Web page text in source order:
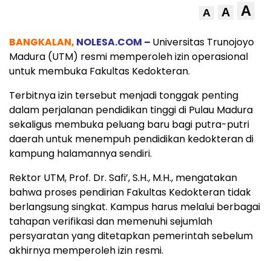
A A A
BANGKALAN, NOLESA.COM – Universitas Trunojoyo
Madura (UTM) resmi memperoleh izin operasional
untuk membuka Fakultas Kedokteran.
Terbitnya izin tersebut menjadi tonggak penting
dalam perjalanan pendidikan tinggi di Pulau Madura
sekaligus membuka peluang baru bagi putra-putri
daerah untuk menempuh pendidikan kedokteran di
kampung halamannya sendiri.
Rektor UTM, Prof. Dr. Safi’, S.H., M.H., mengatakan
bahwa proses pendirian Fakultas Kedokteran tidak
berlangsung singkat. Kampus harus melalui berbagai
tahapan verifikasi dan memenuhi sejumlah
persyaratan yang ditetapkan pemerintah sebelum
akhirnya memperoleh izin resmi.